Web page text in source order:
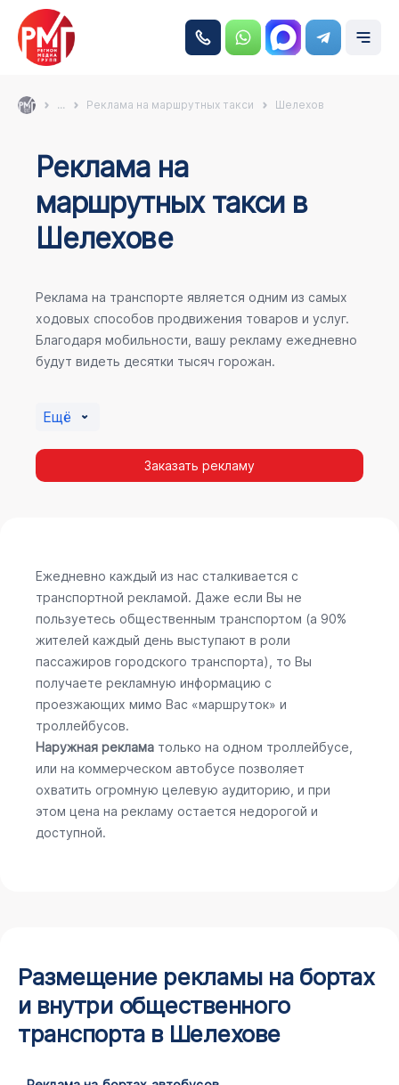
... Реклама на маршрутных такси Шелехов
Реклама на
маршрутных такси в
Шелехове
Реклама на транспорте является одним из самых
ходовых способов продвижения товаров и услуг.
Благодаря мобильности, вашу рекламу ежедневно
будут видеть десятки тысяч горожан.
Ещё
Заказать рекламу
Ежедневно каждый из нас сталкивается с
транспортной рекламой. Даже если Вы не
пользуетесь общественным транспортом (а 90%
жителей каждый день выступают в роли
пассажиров городского транспорта), то Вы
получаете рекламную информацию с
проезжающих мимо Вас «маршруток» и
троллейбусов.
Наружная реклама только на одном троллейбусе,
или на коммерческом автобусе позволяет
охватить огромную целевую аудиторию, и при
этом цена на рекламу остается недорогой и
доступной.
Размещение рекламы на бортах
и внутри общественного
транспорта в Шелехове